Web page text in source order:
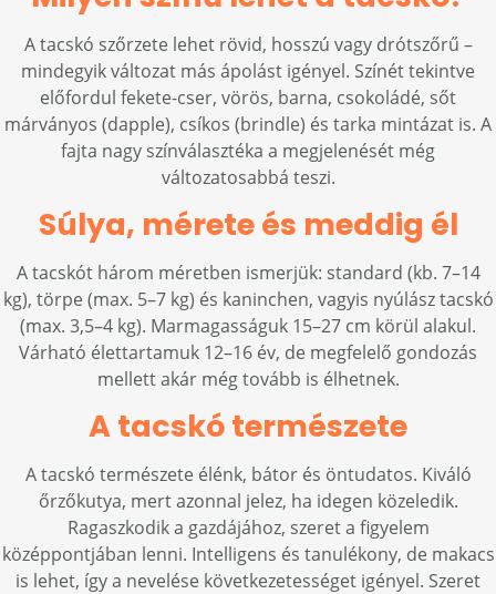
A tacskó szőrzete lehet rövid, hosszú vagy drótszőrű –
mindegyik változat más ápolást igényel. Színét tekintve
előfordul fekete-cser, vörös, barna, csokoládé, sőt
márványos (dapple), csíkos (brindle) és tarka mintázat is. A
fajta nagy színválasztéka a megjelenését még
változatosabbá teszi.
Súlya, mérete és meddig él
A tacskót három méretben ismerjük: standard (kb. 7–14
kg), törpe (max. 5–7 kg) és kaninchen, vagyis nyúlász tacskó
(max. 3,5–4 kg). Marmagasságuk 15–27 cm körül alakul.
Várható élettartamuk 12–16 év, de megfelelő gondozás
mellett akár még tovább is élhetnek.
A tacskó természete
A tacskó természete élénk, bátor és öntudatos. Kiváló
őrzőkutya, mert azonnal jelez, ha idegen közeledik.
Ragaszkodik a gazdájához, szeret a figyelem
középpontjában lenni. Intelligens és tanulékony, de makacs
is lehet, így a nevelése következetességet igényel. Szeret